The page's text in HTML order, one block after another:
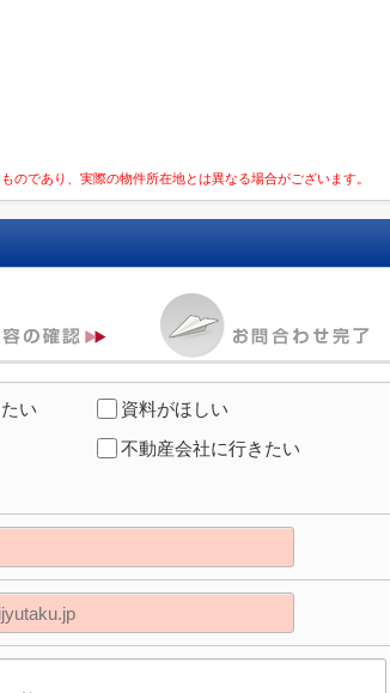
であり、実際の物件所在地とは異なる場合がございます。
い
資料がほしい
不動産会社に行きたい